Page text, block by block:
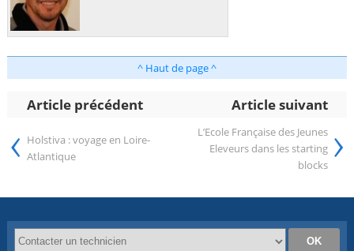
^ Haut de page ^
Article précédent Article suivant
‹ Holstiva : voyage en Loire-
Atlantique
L’Ecole Française des Jeunes
Eleveurs dans les starting
blocks ›